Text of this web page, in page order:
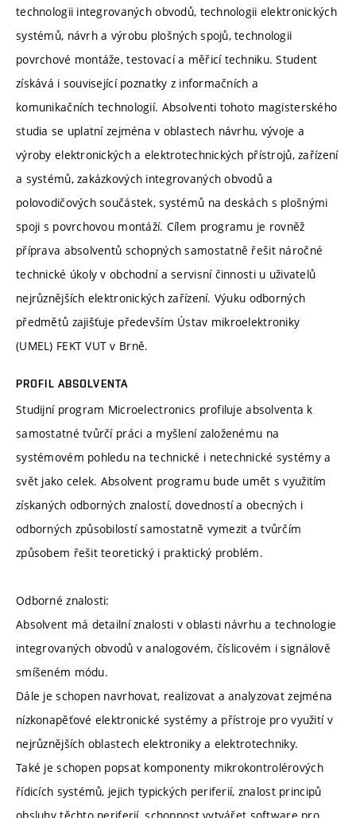
technologii integrovaných obvodů, technologii elektronických
systémů, návrh a výrobu plošných spojů, technologii
povrchové montáže, testovací a měřicí techniku. Student
získává i související poznatky z informačních a
komunikačních technologií. Absolventi tohoto magisterského
studia se uplatní zejména v oblastech návrhu, vývoje a
výroby elektronických a elektrotechnických přístrojů, zařízení
a systémů, zakázkových integrovaných obvodů a
polovodičových součástek, systémů na deskách s plošnými
spoji s povrchovou montáží. Cílem programu je rovněž
příprava absolventů schopných samostatně řešit náročné
technické úkoly v obchodní a servisní činnosti u uživatelů
nejrůznějších elektronických zařízení. Výuku odborných
předmětů zajišťuje především Ústav mikroelektroniky
(UMEL) FEKT VUT v Brně.
PROFIL ABSOLVENTA
Studijní program Microelectronics profiluje absolventa k
samostatné tvůrčí práci a myšlení založenému na
systémovém pohledu na technické i netechnické systémy a
svět jako celek. Absolvent programu bude umět s využitím
získaných odborných znalostí, dovedností a obecných i
odborných způsobilostí samostatně vymezit a tvůrčím
způsobem řešit teoretický i praktický problém.
Odborné znalosti:
Absolvent má detailní znalosti v oblasti návrhu a technologie
integrovaných obvodů v analogovém, číslicovém i signálově
smíšeném módu.
Dále je schopen navrhovat, realizovat a analyzovat zejména
nízkonapěťové elektronické systémy a přístroje pro využití v
nejrůznějších oblastech elektroniky a elektrotechniky.
Také je schopen popsat komponenty mikrokontrolérových
řídicích systémů, jejich typických periferií, znalost principů